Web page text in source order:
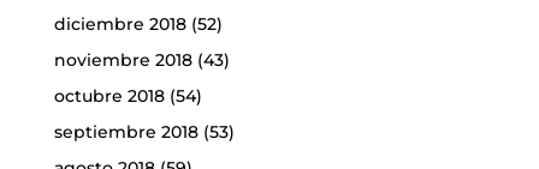
diciembre 2018(52)
noviembre 2018(43)
octubre 2018(54)
septiembre 2018(53)